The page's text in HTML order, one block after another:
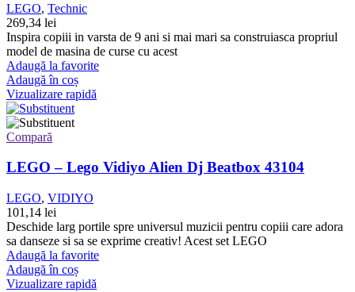
LEGO, Technic
269,34 lei
Inspira copiii in varsta de 9 ani si mai mari sa construiasca propriul
model de masina de curse cu acest
Adaugă la favorite
Adaugă în coș
Vizualizare rapidă
Compară
LEGO – Lego Vidiyo Alien Dj Beatbox 43104
LEGO, VIDIYO
101,14 lei
Deschide larg portile spre universul muzicii pentru copiii care adora
sa danseze si sa se exprime creativ! Acest set LEGO
Adaugă la favorite
Adaugă în coș
Vizualizare rapidă